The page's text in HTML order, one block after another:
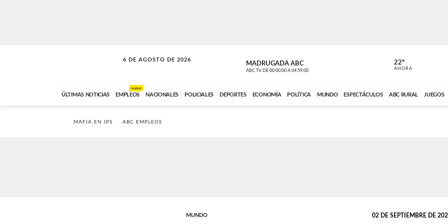
6 DE AGOSTO DE 2026
SOLO MÚSICA MADRUGADA ABC
ABC TV DE 00:00:00 A 04:59:00 ABC CARDINAL
22º
AHORA
ÚLTIMAS NOTICIAS EMPLEOS
NUEVO
NACIONALES POLICIALES DEPORTES ECONOMÍA POLÍTICA MUNDO ESPECTÁCULOS ABC RURAL JUEGOS
MAFIA EN IPS ABC EMPLEOS
MUNDO 02 DE SEPTIEMBRE DE